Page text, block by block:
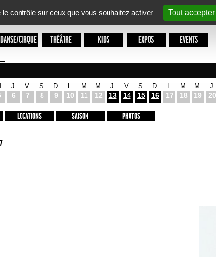
contrôle sur ceux que vous souhaitez activer
Tout accepter
DANSE/CIRQUE THÉÂTRE KIDS EXPOS
EVENTS
J
6
V
7
S
8
D
9 10
M
11
M
12
J
13
V
14
S
15
D
16 17
M
18
M
19
J
20
LOCATIONS SAISON PHOTOS